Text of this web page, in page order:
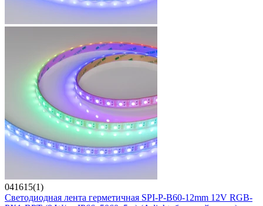
041615(1)
Светодиодная лента герметичная SPI-P-B60-12mm 12V RGB-